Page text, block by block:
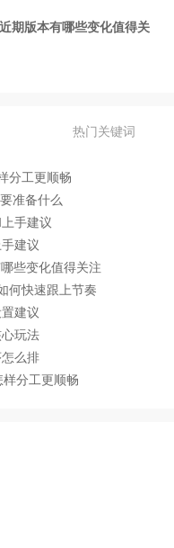
期版本有哪些变化值得关
热门关键词
分工更顺畅
准备什么
手建议
建议
些变化值得关注
何快速跟上节奏
建议
玩法
么排
样分工更顺畅